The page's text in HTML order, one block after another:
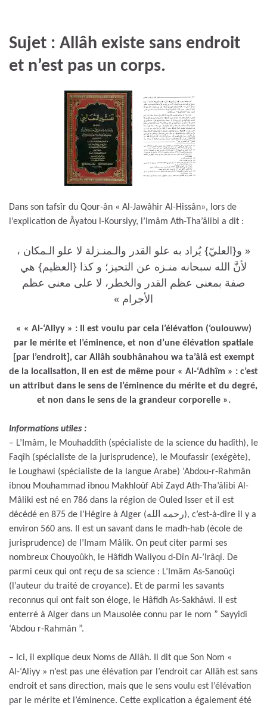
Sujet : Allâh existe sans endroit
et n’est pas un corps.
Dans son tafsîr du Qour-ân « Al-Jawâhir Al-Hissân», lors de
l’explication de Âyatou l-Koursiyy, l’Imâm Ath-Tha’âlibi a dit :
« و{العليّ} يُراد به علو القدر والـمنـزلة لا علو الـمكان ،
لأنَّ الله سبحانه منـزه عن التحيز؛ و كذا {العظيم} هي
صفة بمعنى عظم القدر والخطر، لا على معنى عظم
الأجرام »
« « Al-‘Aliyy » : Il est voulu par cela l’élévation (‘oulouww)
par le mérite et l’éminence, et non d’une élévation spatiale
[par l’endroit], car Allâh soubhânahou wa ta’âlâ est exempt
de la localisation, il en est de même pour « Al-‘Adhîm » : c’est
un attribut dans le sens de l’éminence du mérite et du degré,
et non dans le sens de la grandeur corporelle ».
Informations utiles :
– L’Imâm, le Mouhaddîth (spécialiste de la science du hadîth), le
Faqîh (spécialiste de la jurisprudence), le Moufassir (exégète),
le Loughawi (spécialiste de la langue Arabe) ‘Abdou-r-Rahmân
ibnou Mouhammad ibnou Makhloûf Abî Zayd Ath-Tha’âlibi Al-
Mâliki est né en 786 dans la région de Ouled Isser et il est
décédé en 875 de l’Hégire à Alger (رحمه الله), c’est-à-dire il y a
environ 560 ans. Il est un savant dans le madh-hab (école de
jurisprudence) de l’Imam Mâlik. On peut citer parmi ses
nombreux Chouyoûkh, le Hâfidh Waliyou d-Dîn Al-’Irâqi. De
parmi ceux qui ont reçu de sa science : L’Imâm As-Sanoûçi
(l’auteur du traité de croyance). Et de parmi les savants
reconnus qui ont fait son éloge, le Hâfidh As-Sakhâwi. Il est
enterré à Alger dans un Mausolée connu par le nom ” Sayyidi
‘Abdou r-Rahmân ”.
– Ici, il explique deux Noms de Allâh. Il dit que Son Nom «
Al-‘Aliyy » n’est pas une élévation par l’endroit car Allâh est sans
endroit et sans direction, mais que le sens voulu est l’élévation
par le mérite et l’éminence. Cette explication a également été